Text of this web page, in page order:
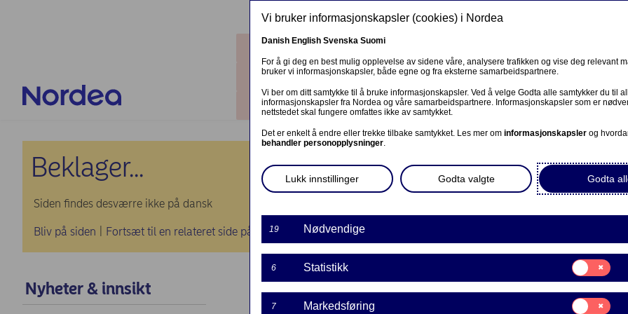
Kontakt oss
Logg inn
Om oss Investorer Nyheter & innsikt
Beklager...
Siden findes desværre ikke på dansk
Bliv på siden Fortsæt til en relateret side på dansk
Nyheter & innsikt Clarification of quote in media
Vi bruker informasjonskapsler (cookies) i Nordea
Danish English Svenska Suomi
For å gi deg en best mulig opplevelse av sidene våre, analysere trafikken og vise deg relevant
bruker vi informasjonskapsler, både egne og fra eksterne samarbeidspartnere.
Vi ber om ditt samtykke til å bruke informasjonskapsler. Ved å velge Godta alle samtykker du til
informasjonskapsler fra Nordea og våre samarbeidspartnere. Informasjonskapsler som er
nettstedet skal fungere omfattes ikke av samtykket.
Det er enkelt å endre eller trekke tilbake samtykket. Les mer om informasjonskapsler og
behandler personopplysninger.
Godta
Godta valgte
Lukk innstillinger
19 Nødvendige
6 Statistikk
Samtykke
til:
Statistikk
7 Markedsføring
Samtykke